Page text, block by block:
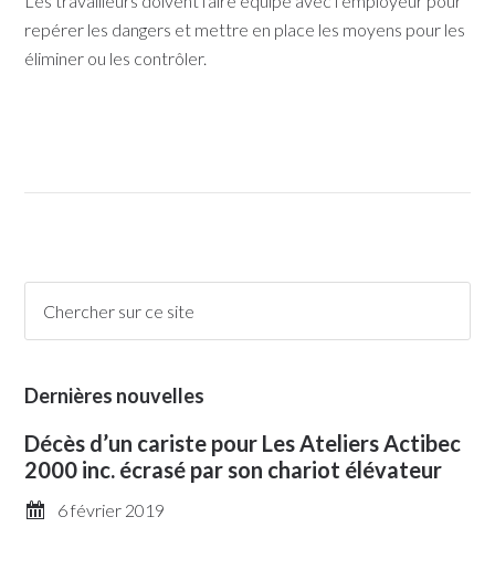
repérer les dangers et mettre en place les moyens pour les
éliminer ou les contrôler.
Dernières nouvelles
Décès d’un cariste pour Les Ateliers Actibec
2000 inc. écrasé par son chariot élévateur
6 février 2019